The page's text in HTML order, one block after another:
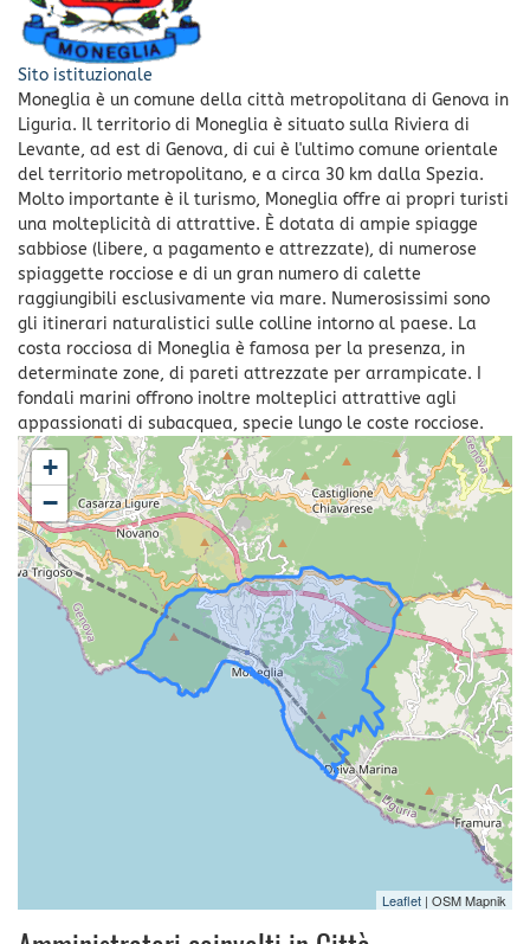
Sito istituzionale
Moneglia è un comune della città metropolitana di Genova in
Liguria. Il territorio di Moneglia è situato sulla Riviera di
Levante, ad est di Genova, di cui è l'ultimo comune orientale
del territorio metropolitano, e a circa 30 km dalla Spezia.
Molto importante è il turismo, Moneglia offre ai propri turisti
una molteplicità di attrattive. È dotata di ampie spiagge
sabbiose (libere, a pagamento e attrezzate), di numerose
spiaggette rocciose e di un gran numero di calette
raggiungibili esclusivamente via mare. Numerosissimi sono
gli itinerari naturalistici sulle colline intorno al paese. La
costa rocciosa di Moneglia è famosa per la presenza, in
determinate zone, di pareti attrezzate per arrampicate. I
fondali marini offrono inoltre molteplici attrattive agli
appassionati di subacquea, specie lungo le coste rocciose.
+
−
Leaflet | OSM Mapnik